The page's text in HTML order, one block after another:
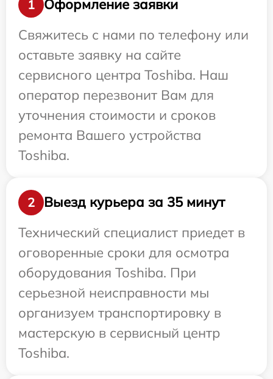
1
Оформление заявки
Свяжитесь с нами по телефону или
оставьте заявку на сайте
сервисного центра Toshiba. Наш
оператор перезвонит Вам для
уточнения стоимости и сроков
ремонта Вашего устройства
Toshiba.
2
Выезд курьера за 35 минут
Технический специалист приедет в
оговоренные сроки для осмотра
оборудования Toshiba. При
серьезной неисправности мы
организуем транспортировку в
мастерскую в сервисный центр
Toshiba.